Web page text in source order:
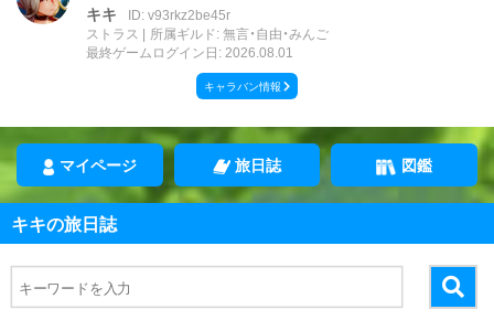
キキ
ID: v93rkz2be45r
ストラス
所属ギルド: 無言・自由・みんご
最終ゲームログイン日: 2026.08.01
キャラバン情報
マイページ 旅日誌 図鑑
キキの旅日誌